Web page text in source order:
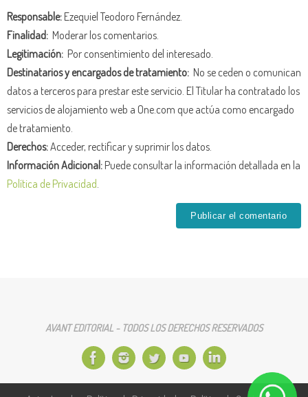
Responsable:Ezequiel Teodoro Fernández.
Finalidad: Moderar los comentarios.
Legitimación: Por consentimiento del interesado.
Destinatarios y encargados de tratamiento: No se ceden o comunican
datos a terceros para prestar este servicio. El Titular ha contratado los
servicios de alojamiento web a One.com que actúa como encargado
de tratamiento.
Derechos:Acceder, rectificar y suprimir los datos.
Información Adicional:Puede consultar la información detallada en la
Política de Privacidad
AVANT EDITORIAL - TODOS LOS DERECHOS RESERVADOS